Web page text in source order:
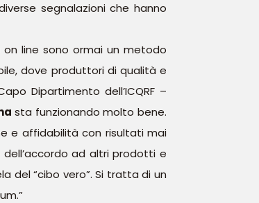
segnalazioni che hanno
line sono ormai un metodo
dove produttori di qualità e
Dipartimento dell’ICQRF –
sta funzionando molto bene.
e affidabilità con risultati mai
ad altri prodotti e
del “cibo vero”. Si tratta di un